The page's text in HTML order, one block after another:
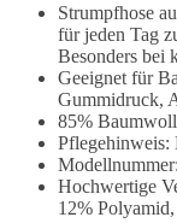
Strumpfhose
für jeden Tag
Besonders bei
Geeignet für
Gummidruck,
85%
Pflegehinweis:
Hochwertige
12%